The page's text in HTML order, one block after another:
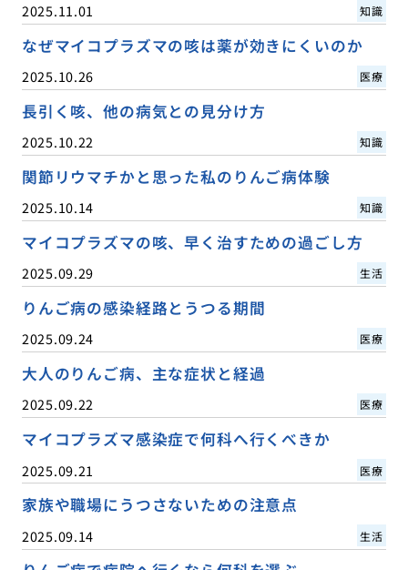
2025.11.01 知識
なぜマイコプラズマの咳は薬が効きにくいのか
2025.10.26 医療
長引く咳、他の病気との見分け方
2025.10.22 知識
関節リウマチかと思った私のりんご病体験
2025.10.14 知識
マイコプラズマの咳、早く治すための過ごし方
2025.09.29 生活
りんご病の感染経路とうつる期間
2025.09.24 医療
大人のりんご病、主な症状と経過
2025.09.22 医療
マイコプラズマ感染症で何科へ行くべきか
2025.09.21 医療
家族や職場にうつさないための注意点
2025.09.14 生活